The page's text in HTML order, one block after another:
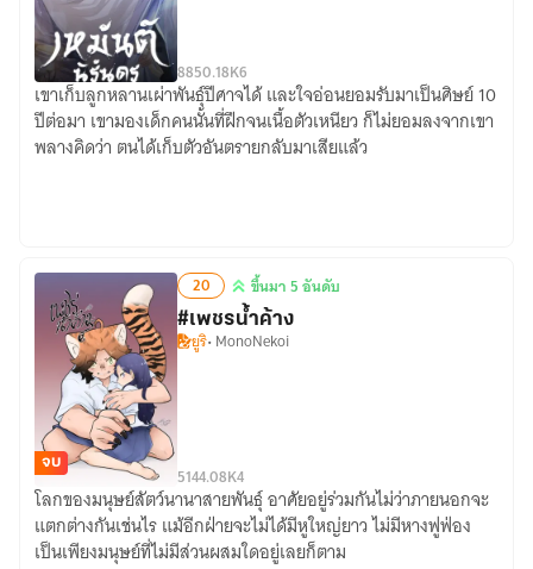
เหมันต์
นิรันดร
8850.18K6
เขาเก็บลูกหลานเผ่าพันธุ์ปีศาจได้ และใจอ่อนยอมรับมาเป็นศิษย์ 10
ปีต่อมา เขามองเด็กคนนั้นที่ฝึกจนเนื้อตัวเหนียว ก็ไม่ยอมลงจากเขา
พลางคิดว่า ตนได้เก็บตัวอันตรายกลับมาเสียแล้ว
#เพชร
น้ำค้าง
จบ
20
ขึ้น
มา
ขึ้นมา 5 อันดับ
#เพชรน้ำค้าง
ยูริ• MonoNekoi
5144.08K4
โลกของมนุษย์สัตว์นานาสายพันธุ์ อาศัยอยู่ร่วมกันไม่ว่าภายนอกจะ
แตกต่างกันเช่นไร แม้อีกฝ่ายจะไม่ได้มีหูใหญ่ยาว ไม่มีหางฟูฟ่อง
เป็นเพียงมนุษย์ที่ไม่มีส่วนผสมใดอยู่เลยก็ตาม